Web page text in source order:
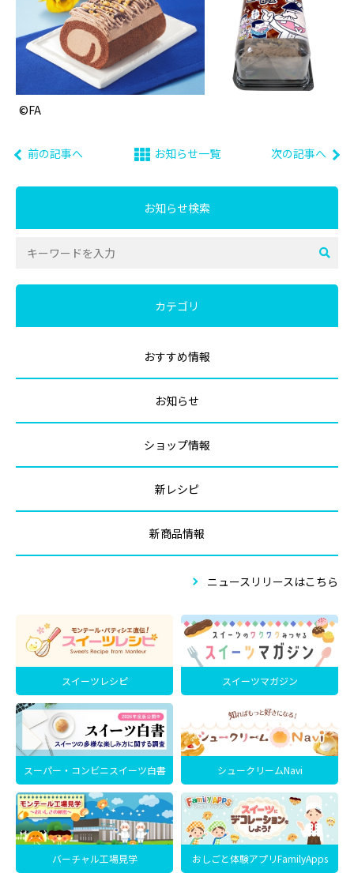
©FA
前の記事へ お知らせ一覧 次の記事へ
お知らせ検索
カテゴリ
おすすめ情報
お知らせ
ショップ情報
新レシピ
新商品情報
ニュースリリースはこちら
スイーツレシピ スイーツマガジン
スーパー・コンビニスイーツ白書 シュークリームNavi
バーチャル工場見学 おしごと体験アプリFamilyApps